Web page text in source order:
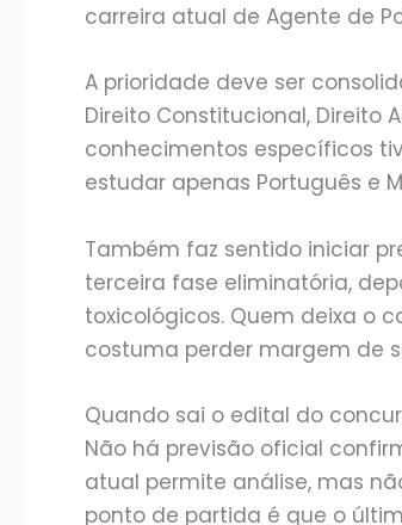
carreira atual de Agente de
A prioridade deve ser
Direito Constitucional, Direito
conhecimentos específicos
estudar apenas Português e
Também faz sentido iniciar
terceira fase eliminatória,
toxicológicos. Quem deixa o
costuma perder margem de
Quando sai o edital do
Não há previsão oficial
atual permite análise, mas
ponto de partida é que o